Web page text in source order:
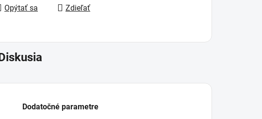
Opýtať sa Zdieľať
Dodatočné parametre